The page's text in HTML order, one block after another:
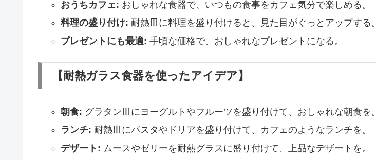
おうちカフェ: おしゃれな食器で、いつもの食事をカフェ気分で楽しめる。
料理の盛り付け: 耐熱皿に料理を盛り付けると、見た目がぐっとアップする。
プレゼントにも最適: 手頃な価格で、おしゃれなプレゼントになる。
【耐熱ガラス食器を使ったアイデア】
朝食: グラタン皿にヨーグルトやフルーツを盛り付けて、おしゃれな朝食を。
ランチ: 耐熱皿にパスタやドリアを盛り付けて、カフェのようなランチを。
デザート: ムースやゼリーを耐熱グラスに盛り付けて、上品なデザートを。